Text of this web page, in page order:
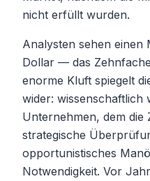
nicht erfüllt wurden.
Analysten sehen einen
Dollar — das
enorme Kluft spiegelt
wider: wissenschaftlich
Unternehmen, dem die
strategische
opportunistisches
Notwendigkeit. Vor